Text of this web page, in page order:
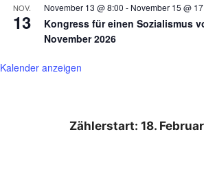
NOV.
13
November 13 @ 8:00 - November 15 @
Kongress für einen Sozialismus
November 2026
Kalender anzeigen
Zählerstart: 18.